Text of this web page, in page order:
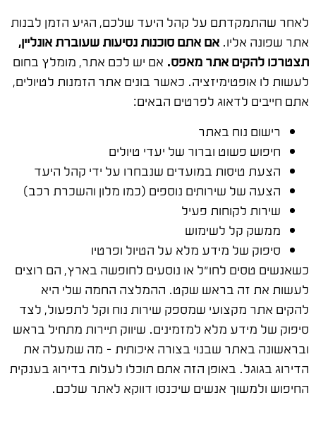
לאחר שהתמקדתם על קהל היעד שלכם, הגיע הזמן לבנות
אתר שפונה אליו.אם אתם סוכנות נסיעות שעוברת אונליין,
תצטרכו להקים אתר מאפס. אם יש לכם אתר, מומלץ בחום
לעשות לו אופטימיזציה. כאשר בונים אתר הזמנות לטיולים,
אתם חייבים לדאוג לפרטים הבאים:
רישום נוח באתר
חיפוש פשוט וברור של יעדי טיולים
הצעת טיסות במועדים שנבחרו על ידי קהל היעד
הצעה של שירותים נוספים (כמו מלון והשכרת רכב)
שירות לקוחות פעיל
ממשק קל לשימוש
סיפוק של מידע מלא על הטיול ופרטיו
כשאנשים טסים לחו"ל או נוסעים לחופשה בארץ, הם רוצים
לעשות את זה בראש שקט. ההמלצה החמה שלי היא
להקים אתר מקצועי שמספק שירות נוח וקל לתפעול, לצד
סיפוק של מידע מלא למזמינים. שיווק תיירות מתחיל בראש
ובראשונה באתר שבנוי בצורה איכותית – מה שמעלה את
הדירוג בגוגל. באופן הזה אתם תוכלו לעלות בדירוג בענקית
החיפוש ולמשוך אנשים שיכנסו דווקא לאתר שלכם.